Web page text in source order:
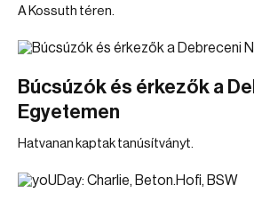
A Kossuth téren.
Búcsúzók és érkezők a
Egyetemen
Hatvanan kaptak tanúsítványt.